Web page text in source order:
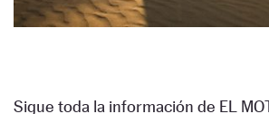
Sigue toda la información de EL